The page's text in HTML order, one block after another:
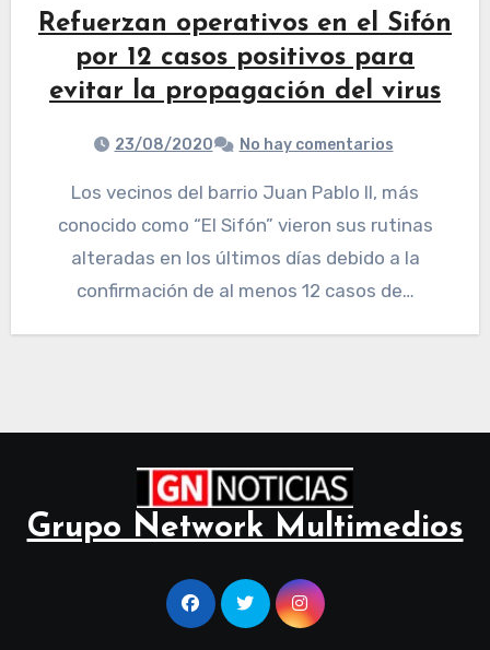
Refuerzan operativos en el Sifón
por 12 casos positivos para
evitar la propagación del virus
23/08/2020 No hay comentarios
Los vecinos del barrio Juan Pablo II, más
conocido como “El Sifón” vieron sus rutinas
alteradas en los últimos días debido a la
confirmación de al menos 12 casos de…
Grupo Network Multimedios